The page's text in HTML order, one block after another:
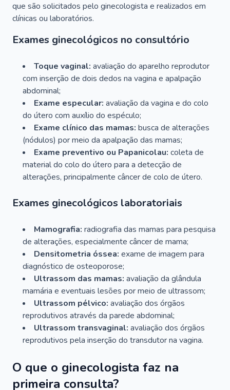
que são solicitados pelo ginecologista e realizados em
clínicas ou laboratórios.
Exames ginecológicos no consultório
Toque vaginal: avaliação do aparelho reprodutor
com inserção de dois dedos na vagina e apalpação
abdominal;
Exame especular: avaliação da vagina e do colo
do útero com auxílio do espéculo;
Exame clínico das mamas: busca de alterações
(nódulos) por meio da apalpação das mamas;
Exame preventivo ou Papanicolau: coleta de
material do colo do útero para a detecção de
alterações, principalmente câncer de colo de útero.
Exames ginecológicos laboratoriais
Mamografia: radiografia das mamas para pesquisa
de alterações, especialmente câncer de mama;
Densitometria óssea: exame de imagem para
diagnóstico de osteoporose;
Ultrassom das mamas: avaliação da glândula
mamária e eventuais lesões por meio de ultrassom;
Ultrassom pélvico: avaliação dos órgãos
reprodutivos através da parede abdominal;
Ultrassom transvaginal: avaliação dos órgãos
reprodutivos pela inserção do transdutor na vagina.
O que o ginecologista faz na
primeira consulta?